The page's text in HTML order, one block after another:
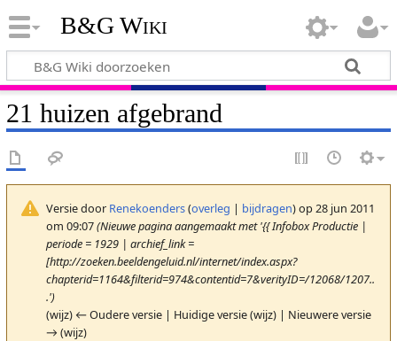
B&G Wiki
21 huizen afgebrand
Versie door Renekoenders(overleg | bijdragen)op 28 jun 2011
om 09:07(Nieuwe pagina aangemaakt met '{{ Infobox Productie |
periode = 1929 | archief_link =
[http://zoeken.beeldengeluid.nl/internet/index.aspx?
chapterid=1164&filterid=974&contentid=7&verityID=/12068/1207..
.')
(wijz) ← Oudere versie | Huidige versie (wijz) | Nieuwere versie
→ (wijz)